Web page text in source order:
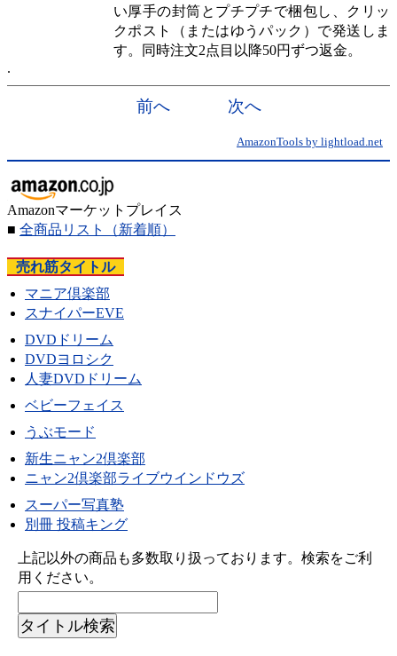
い厚手の封筒とプチプチで梱包し、クリッ
クポスト（またはゆうパック）で発送しま
す。同時注文2点目以降50円ずつ返金。
前へ 次へ
AmazonTools by lightload.net
Amazonマーケットプレイス
■ 全商品リスト （新着順）
売れ筋タイトル
マニア倶楽部
スナイパーEVE
DVDドリーム
DVDヨロシク
人妻DVDドリーム
ベビーフェイス
うぶモード
新生ニャン2倶楽部
ニャン2倶楽部ライブウインドウズ
スーパー写真塾
別冊 投稿キング
上記以外の商品も多数取り扱っております。検索をご利
用ください。